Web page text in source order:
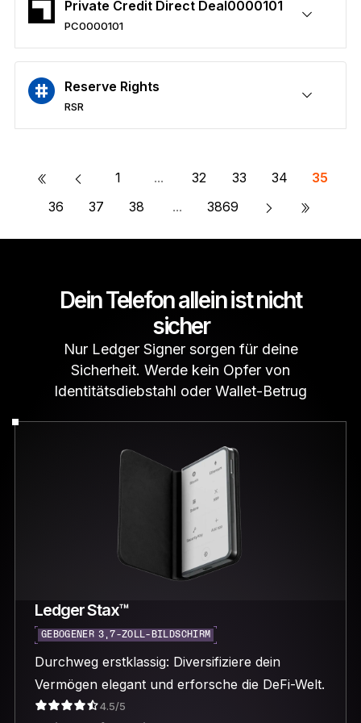
Private Credit Direct Deal0000101
PC0000101
Senden/Empfangen
Kaufen
Umtauschen
Staken
Kompatibel mit Wallets von Drittanbietern
Sicheres PC0000101
Reserve Rights
RSR
Senden/Empfangen
Kaufen
Umtauschen
Staken
Kompatibel mit Wallets von Drittanbietern
Sicheres RSR
« 1 ... 32 33 34
35
36
37 38 ... 3869 »
Dein Telefon allein ist nicht
sicher
Nur Ledger Signer sorgen für deine
Sicherheit. Werde kein Opfer von
Identitätsdiebstahl oder Wallet-Betrug
Ledger Stax™
GEBOGENER 3,7-ZOLL-BILDSCHIRM
Durchweg erstklassig: Diversifiziere dein
Vermögen elegant und erforsche die DeFi-Welt.
4.5/5